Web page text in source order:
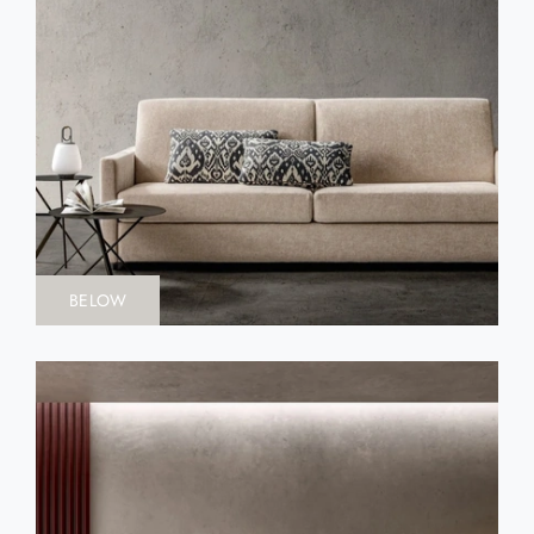
BELOW